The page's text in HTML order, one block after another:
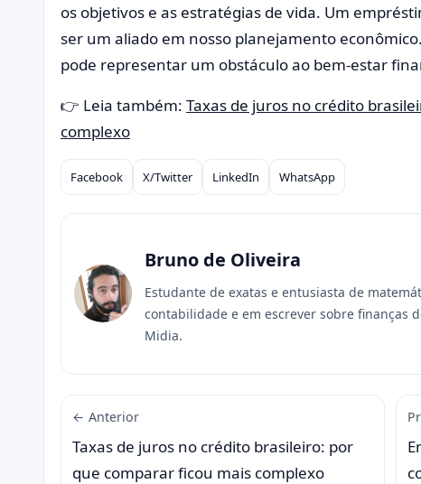
os objetivos e as estratégias de vida. Um
ser um aliado em nosso planejamento
pode representar um obstáculo ao bem-estar
👉 Leia também: Taxas de juros no crédito
complexo
Compartilhar
Facebook X/Twitter LinkedIn WhatsApp
Bruno de Oliveira
Estudante de exatas e entusiasta de
contabilidade e em escrever sobre finanças
Midia.
← Anterior
Taxas de juros no crédito brasileiro: por
que comparar ficou mais complexo